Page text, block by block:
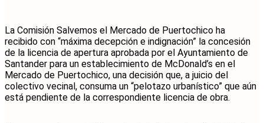
La Comisión Salvemos el Mercado de Puertochico ha
recibido con “máxima decepción e indignación” la concesión
de la licencia de apertura aprobada por el Ayuntamiento de
Santander para un establecimiento de McDonald’s en el
Mercado de Puertochico, una decisión que, a juicio del
colectivo vecinal, consuma un “pelotazo urbanístico” que aún
está pendiente de la correspondiente licencia de obra.